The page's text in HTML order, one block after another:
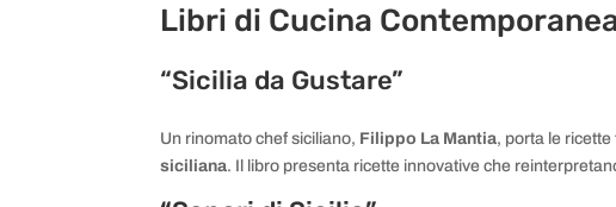
Libri di Cucina
“Sicilia da Gustare”
Un rinomato chef siciliano, Filippo La Mantia, porta le
siciliana. Il libro presenta ricette innovative che